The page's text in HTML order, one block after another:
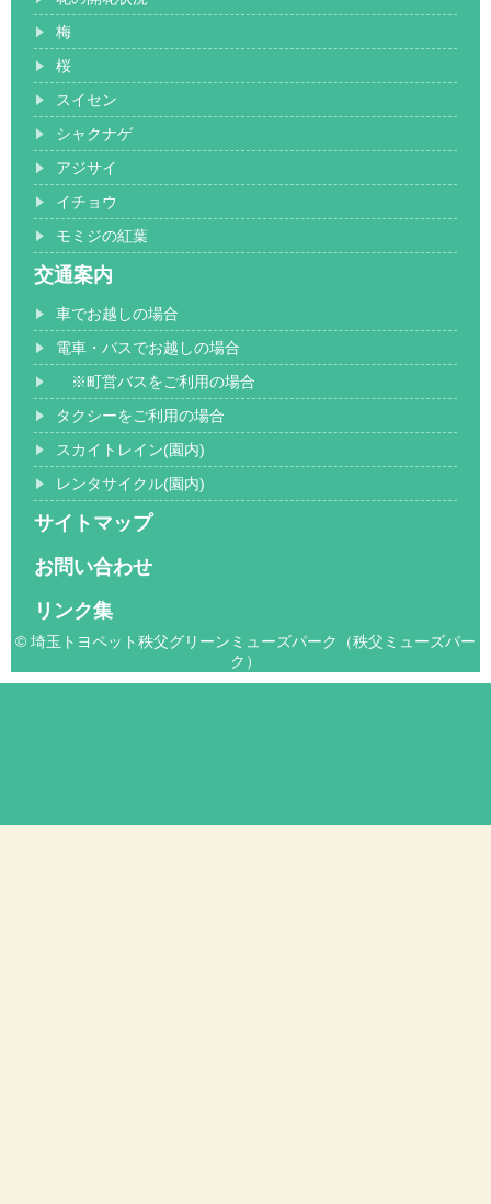
梅
桜
スイセン
シャクナゲ
アジサイ
イチョウ
モミジの紅葉
交通案内
車でお越しの場合
電車・バスでお越しの場合
※町営バスをご利用の場合
タクシーをご利用の場合
スカイトレイン(園内)
レンタサイクル(園内)
サイトマップ
お問い合わせ
リンク集
© 埼玉トヨペット秩父グリーンミューズパーク（秩父ミューズパー
ク）